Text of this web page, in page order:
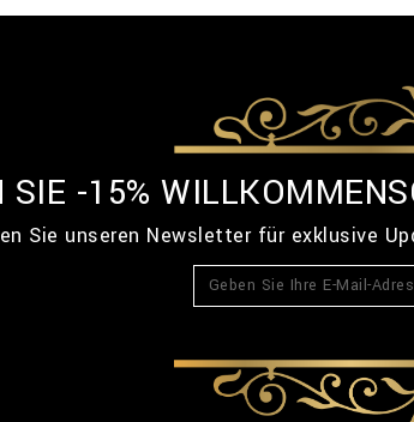
SIE -15%
Sie unseren Newsletter für exklusive